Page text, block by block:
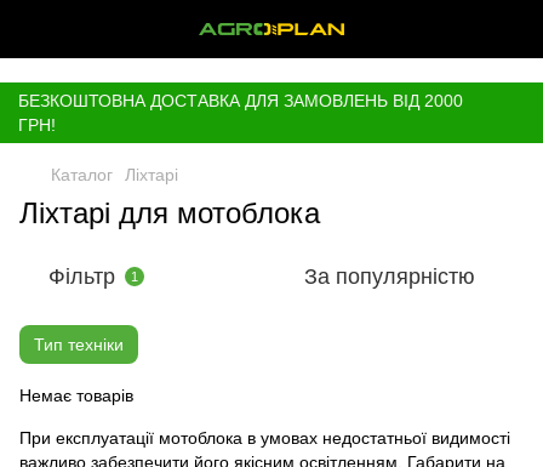
БЕЗКОШТОВНА ДОСТАВКА ДЛЯ ЗАМОВЛЕНЬ ВІД 2000
ГРН!
Каталог Ліхтарі
Ліхтарі для мотоблока
Фільтр 1 За популярністю
Тип техніки
Немає товарів
При експлуатації мотоблока в умовах недостатньої видимості
важливо забезпечити його якісним освітленням. Габарити на